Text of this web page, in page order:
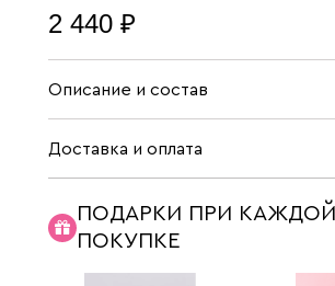
2 440 ₽
Описание и состав
Доставка и оплата
ПОДАРКИ ПРИ КАЖДОЙ
ПОКУПКЕ